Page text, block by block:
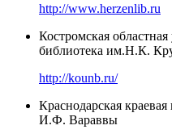
http://www.herzenlib.ru
Костромская
библиотека им.Н.К.
http://kounb.ru/
Краснодарская
И.Ф. Вараввы